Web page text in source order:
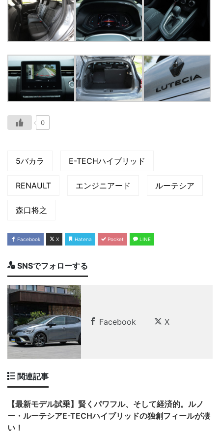
0
5バカラ E-TECHハイブリッド
RENAULT エンジニアード ルーテシア
森口将之
Facebook X Hatena Pocket LINE
SNSでフォローする
Facebook X
関連記事
【最新モデル試乗】賢くパワフル、そして経済的。ルノ
ー・ルーテシアE-TECHハイブリッドの独創フィールが凄
い！